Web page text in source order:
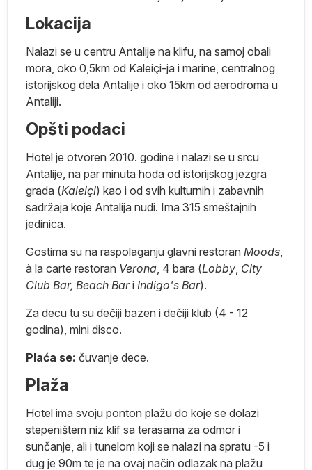
Lokacija
Nalazi se u centru Antalije na klifu, na samoj obali
mora, oko 0,5km od Kaleiçi-ja i marine, centralnog
istorijskog dela Antalije i oko 15km od aerodroma u
Antaliji.
Opšti podaci
Hotel je otvoren 2010. godine i nalazi se u srcu
Antalije, na par minuta hoda od istorijskog jezgra
grada (Kaleiçi) kao i od svih kulturnih i zabavnih
sadržaja koje Antalija nudi. Ima 315 smeštajnih
jedinica.
Gostima su na raspolaganju glavni restoran Moods
à la carte restoran Verona , 4 bara (Lobby City
Club Bar, Beach Bari Indigo's Bar).
Za decu tu su dečiji bazen i dečiji klub (4 - 12
godina), mini disco.
Plaća se: čuvanje dece.
Plaža
Hotel ima svoju ponton plažu do koje se dolazi
stepeništem niz klif sa terasama za odmor i
sunčanje, ali i tunelom koji se nalazi na spratu -5 i
dug je 90m te je na ovaj način odlazak na plažu